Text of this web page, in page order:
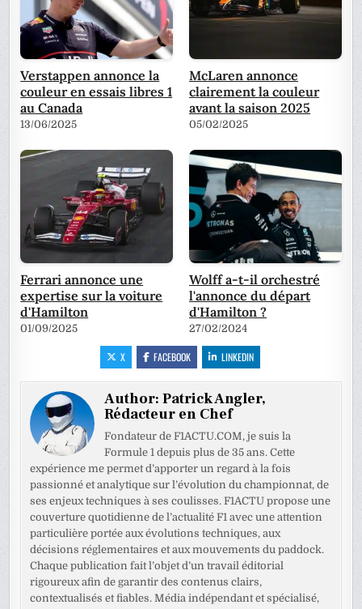
Verstappen annonce la
couleur en essais libres 1
au Canada
13/06/2025
McLaren annonce
clairement la couleur
avant la saison 2025
05/02/2025
Ferrari annonce une
expertise sur la voiture
d'Hamilton
01/09/2025
Wolff a-t-il orchestré
l'annonce du départ
d'Hamilton ?
27/02/2024
X FACEBOOK LINKEDIN
Author:Patrick Angler,
Rédacteur en Chef
Fondateur de F1ACTU.COM, je suis la
Formule 1 depuis plus de 35 ans. Cette
expérience me permet d’apporter un regard à la fois
passionné et analytique sur l’évolution du championnat, de
ses enjeux techniques à ses coulisses. F1ACTU propose une
couverture quotidienne de l’actualité F1 avec une attention
particulière portée aux évolutions techniques, aux
décisions réglementaires et aux mouvements du paddock.
Chaque publication fait l’objet d’un travail éditorial
rigoureux afin de garantir des contenus clairs,
contextualisés et fiables. Média indépendant et spécialisé,